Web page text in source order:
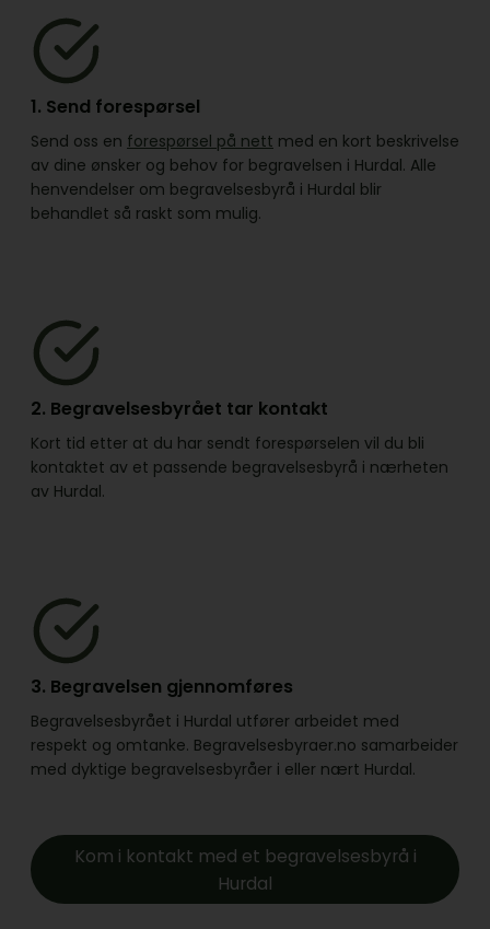
1. Send forespørsel
Send oss en forespørsel på nett med en kort beskrivelse
av dine ønsker og behov for begravelsen i Hurdal. Alle
henvendelser om begravelsesbyrå i Hurdal blir
behandlet så raskt som mulig.
2. Begravelsesbyrået tar kontakt
Kort tid etter at du har sendt forespørselen vil du bli
kontaktet av et passende begravelsesbyrå i nærheten
av Hurdal.
3. Begravelsen gjennomføres
Begravelsesbyrået i Hurdal utfører arbeidet med
respekt og omtanke. Begravelsesbyraer.no samarbeider
med dyktige begravelsesbyråer i eller nært Hurdal.
Kom i kontakt med et begravelsesbyrå i
Hurdal